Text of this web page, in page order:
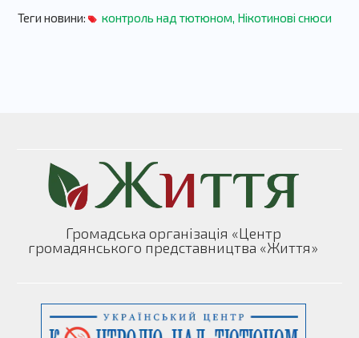
Теги новини: контроль над тютюном, Нікотинові снюси
Громадська організація «Центр
громадянського представництва «Життя»